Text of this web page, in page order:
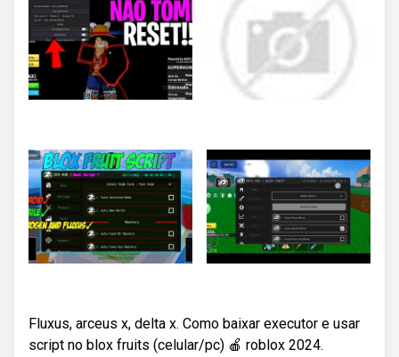
Fluxus, arceus x, delta x. Como baixar executor e usar
script no blox fruits (celular/pc) 🍎 roblox 2024.